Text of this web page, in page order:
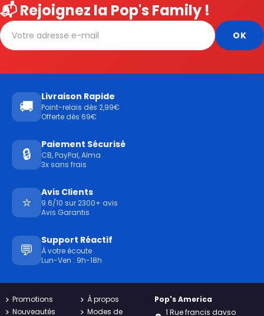
📬 Rejoignez la Pop's Family !
🚚
Livraison Rapide
Point-relais dès 2,99€
Offerte dès 69€
🔒
Paiement Sécurisé
CB, PayPal, Alma
3x sans frais
⭐
Avis Clients
9.6/10 sur 2300+ avis
Avis Garantis
💬
Support Réactif
À votre écoute
Lun-Ven : 9h-18h
Promotions
Nouveautés
À propos
Modes de
Pop's America
1 Rue francis davso